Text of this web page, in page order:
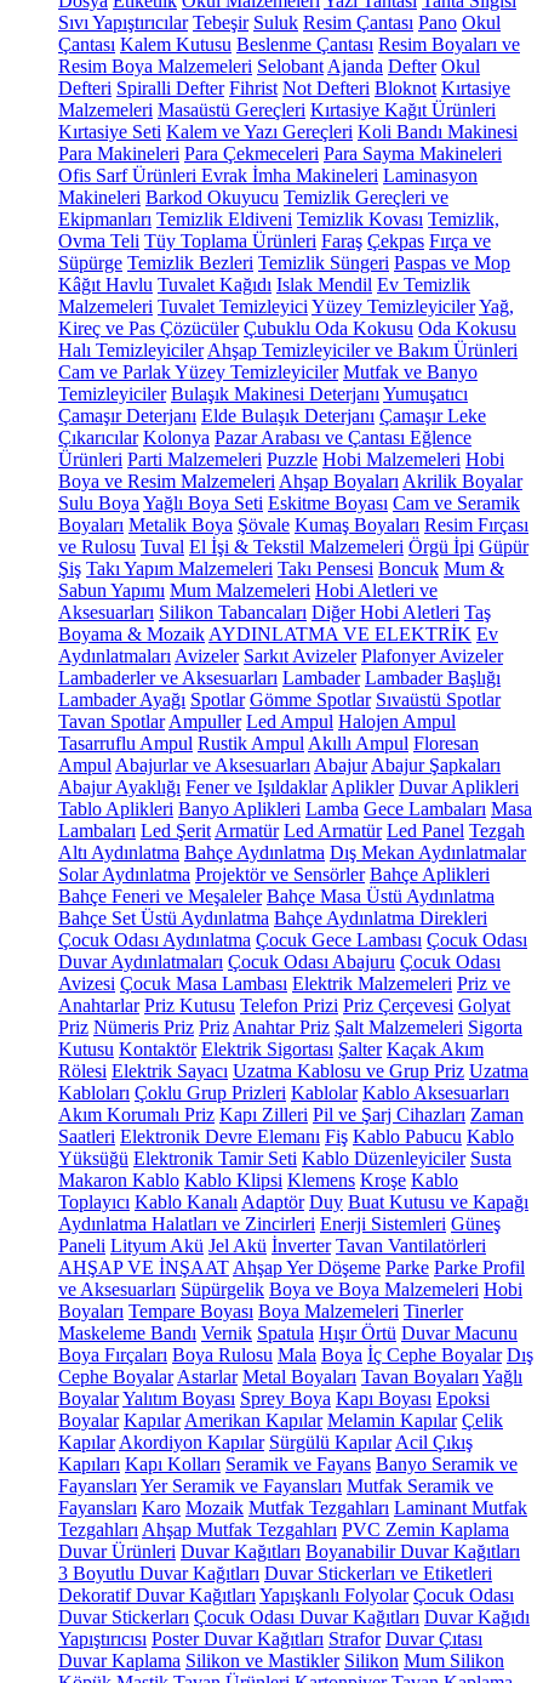
Sıvı Yapıştırıcılar Tebeşir Suluk Resim Çantası Pano Okul
Çantası Kalem Kutusu Beslenme Çantası Resim Boyaları ve
Resim Boya Malzemeleri Selobant Ajanda Defter Okul
Defteri Spiralli Defter Fihrist Not Defteri Bloknot Kırtasiye
Malzemeleri Masaüstü Gereçleri Kırtasiye Kağıt Ürünleri
Kırtasiye Seti Kalem ve Yazı Gereçleri Koli Bandı Makinesi
Para Makineleri Para Çekmeceleri Para Sayma Makineleri
Ofis Sarf Ürünleri Evrak İmha Makineleri Laminasyon
Makineleri Barkod Okuyucu Temizlik Gereçleri ve
Ekipmanları Temizlik Eldiveni Temizlik Kovası Temizlik,
Ovma Teli Tüy Toplama Ürünleri Faraş Çekpas Fırça ve
Süpürge Temizlik Bezleri Temizlik Süngeri Paspas ve Mop
Kâğıt Havlu Tuvalet Kağıdı Islak Mendil Ev Temizlik
Malzemeleri Tuvalet Temizleyici Yüzey TemizleyicilerYağ,
Kireç ve Pas Çözücüler Çubuklu Oda Kokusu Oda Kokusu
Halı Temizleyiciler Ahşap Temizleyiciler ve Bakım Ürünleri
Cam ve Parlak Yüzey Temizleyiciler Mutfak ve Banyo
Temizleyiciler Bulaşık Makinesi Deterjanı Yumuşatıcı
Çamaşır Deterjanı Elde Bulaşık Deterjanı Çamaşır Leke
Çıkarıcılar Kolonya Pazar Arabası ve Çantası Eğlence
Ürünleri Parti Malzemeleri Puzzle Hobi Malzemeleri Hobi
Boya ve Resim Malzemeleri Ahşap Boyaları Akrilik Boyalar
Sulu Boya Yağlı Boya Seti Eskitme Boyası Cam ve Seramik
Boyaları Metalik Boya Şövale Kumaş Boyaları Resim Fırçası
ve Rulosu Tuval El İşi & Tekstil Malzemeleri Örgü İpi Güpür
Şiş Takı Yapım Malzemeleri Takı Pensesi Boncuk Mum &
Sabun Yapımı Mum Malzemeleri Hobi Aletleri ve
Aksesuarları Silikon Tabancaları Diğer Hobi Aletleri Taş
Boyama & Mozaik AYDINLATMA VE ELEKTRİK Ev
Aydınlatmaları Avizeler Sarkıt Avizeler Plafonyer Avizeler
Lambaderler ve Aksesuarları Lambader Lambader Başlığı
Lambader Ayağı Spotlar Gömme Spotlar Sıvaüstü Spotlar
Tavan Spotlar Ampuller Led Ampul Halojen Ampul
Tasarruflu Ampul Rustik Ampul Akıllı Ampul Floresan
Ampul Abajurlar ve Aksesuarları Abajur Abajur Şapkaları
Abajur Ayaklığı Fener ve Işıldaklar Aplikler Duvar Aplikleri
Tablo Aplikleri Banyo Aplikleri Lamba Gece Lambaları Masa
Lambaları Led Şerit Armatür Led Armatür Led Panel Tezgah
Altı Aydınlatma Bahçe Aydınlatma Dış Mekan Aydınlatmalar
Solar Aydınlatma Projektör ve Sensörler Bahçe Aplikleri
Bahçe Feneri ve Meşaleler Bahçe Masa Üstü Aydınlatma
Bahçe Set Üstü Aydınlatma Bahçe Aydınlatma Direkleri
Çocuk Odası Aydınlatma Çocuk Gece Lambası Çocuk Odası
Duvar Aydınlatmaları Çocuk Odası Abajuru Çocuk Odası
Avizesi Çocuk Masa Lambası Elektrik Malzemeleri Priz ve
Anahtarlar Priz Kutusu Telefon Prizi Priz Çerçevesi Golyat
Priz Nümeris Priz Priz Anahtar Priz Şalt Malzemeleri Sigorta
Kutusu Kontaktör Elektrik Sigortası Şalter Kaçak Akım
Rölesi Elektrik Sayacı Uzatma Kablosu ve Grup Priz Uzatma
Kabloları Çoklu Grup Prizleri Kablolar Kablo Aksesuarları
Akım Korumalı Priz Kapı Zilleri Pil ve Şarj Cihazları Zaman
Saatleri Elektronik Devre Elemanı Fiş Kablo Pabucu Kablo
Yüksüğü Elektronik Tamir Seti Kablo Düzenleyiciler Susta
Makaron Kablo Kablo Klipsi Klemens Kroşe Kablo
Toplayıcı Kablo Kanalı Adaptör Duy Buat Kutusu ve Kapağı
Aydınlatma Halatları ve Zincirleri Enerji Sistemleri Güneş
Paneli Lityum Akü Jel Akü İnverter Tavan Vantilatörleri
AHŞAP VE İNŞAAT Ahşap Yer Döşeme Parke Parke Profil
ve Aksesuarları Süpürgelik Boya ve Boya Malzemeleri Hobi
Boyaları Tempare Boyası Boya Malzemeleri Tinerler
Maskeleme Bandı Vernik Spatula Hışır Örtü Duvar Macunu
Boya Fırçaları Boya Rulosu Mala Boya İç Cephe Boyalar Dış
Cephe Boyalar Astarlar Metal Boyaları Tavan Boyaları Yağlı
BoyalarYalıtım Boyası Sprey Boya Kapı Boyası Epoksi
Boyalar Kapılar Amerikan Kapılar Melamin Kapılar Çelik
Kapılar Akordiyon Kapılar Sürgülü Kapılar Acil Çıkış
Kapıları Kapı Kolları Seramik ve Fayans Banyo Seramik ve
Fayansları Yer Seramik ve Fayansları Mutfak Seramik ve
Fayansları Karo Mozaik Mutfak Tezgahları Laminant Mutfak
Tezgahları Ahşap Mutfak Tezgahları PVC Zemin Kaplama
Duvar Ürünleri Duvar Kağıtları Boyanabilir Duvar Kağıtları
3 Boyutlu Duvar Kağıtları Duvar Stickerları ve Etiketleri
Dekoratif Duvar Kağıtları Yapışkanlı Folyolar Çocuk Odası
Duvar Stickerları Çocuk Odası Duvar Kağıtları Duvar Kağıdı
Yapıştırıcısı Poster Duvar Kağıtları Strafor Duvar Çıtası
Duvar Kaplama Silikon ve Mastikler Silikon Mum Silikon